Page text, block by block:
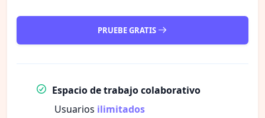
PRUEBE GRATIS
Espacio de trabajo colaborativo
Usuarios ilimitados